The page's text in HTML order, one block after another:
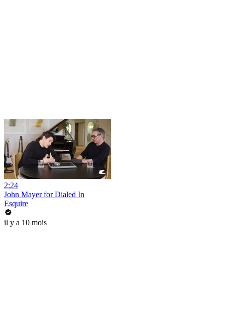
2:24
John Mayer for Dialed In
Esquire
il y a 10 mois